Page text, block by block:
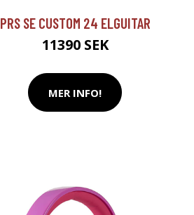
PRS SE CUSTOM 24 ELGUITAR
11390 SEK
MER INFO!